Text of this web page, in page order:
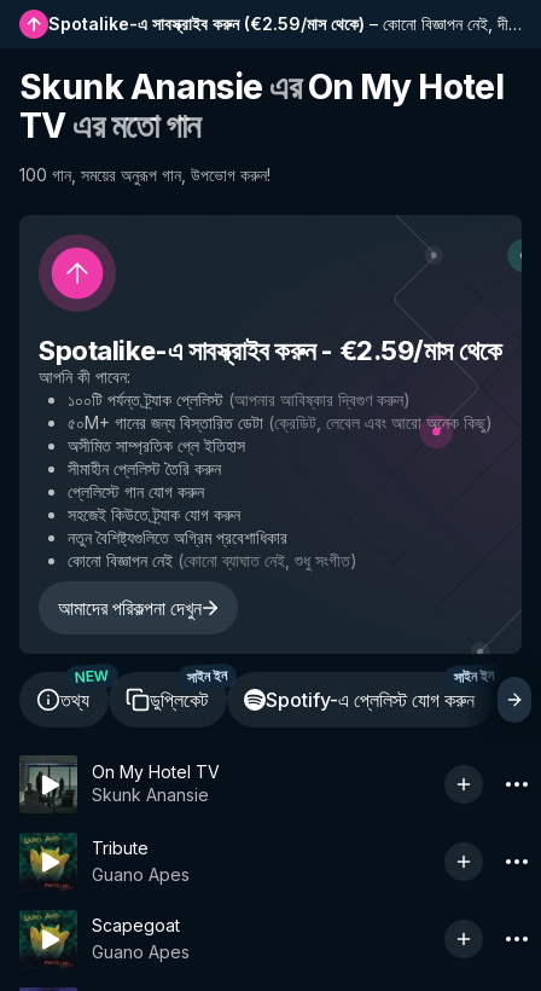
Spotalike-এ সাবস্ক্রাইব করুন(€2.59/মাস থেকে) – কোনো বিজ্ঞাপন নেই, দীর্ঘতর প্লেলিস্ট, সম্পূর্ণ ইতিহাস এবং নতুন বৈশিষ্ট্যে প্রাথমিক প্রবেশাধিকার
Skunk Anansie এরOn My Hotel
TVএর মতো গান
100 গান, সময়ের অনুরূপ গান, উপভোগ করুন!
Spotalike-এ সাবস্ক্রাইব করুন- €2.59/মাস থেকে
আপনি কী পাবেন:
১০০টি পর্যন্ত ট্র্যাক প্লেলিস্ট (আপনার আবিষ্কার দ্বিগুণ করুন)
৫০M+ গানের জন্য বিস্তারিত ডেটা (ক্রেডিট, লেবেল এবং আরো অনেক কিছু)
অসীমিত সাম্প্রতিক প্লে ইতিহাস
সীমাহীন প্লেলিস্ট তৈরি করুন
প্লেলিস্টে গান যোগ করুন
সহজেই কিউতে ট্র্যাক যোগ করুন
নতুন বৈশিষ্ট্যগুলিতে অগ্রিম প্রবেশাধিকার
কোনো বিজ্ঞাপন নেই (কোনো ব্যাঘাত নেই, শুধু সংগীত)
আমাদের পরিকল্পনা দেখুন
তথ্য
NEW
ডুপ্লিকেট
সাইন ইন
Spotify-এ প্লেলিস্ট যোগ করুন
সাইন ইন
On My Hotel TV
Skunk Anansie
Tribute
Guano Apes
Scapegoat
Guano Apes